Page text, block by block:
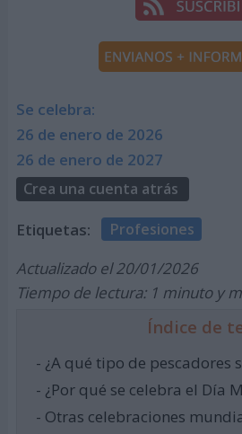
Se celebra:
26 de enero de 2026
26 de enero de 2027
Crea una cuenta atrás
Etiquetas: Profesiones
Actualizado el 20/01/2026
Tiempo de lectura: 1 minuto y
Índice de
- ¿A qué tipo de pescadores
- ¿Por qué se celebra el Día
- Otras celebraciones